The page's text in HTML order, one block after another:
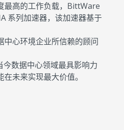
最高的工作负载，BittWare
系列加速器，该加速器基于
中心环境企业所信赖的顾问
数据中心领域最具影响力
未来实现最大价值。